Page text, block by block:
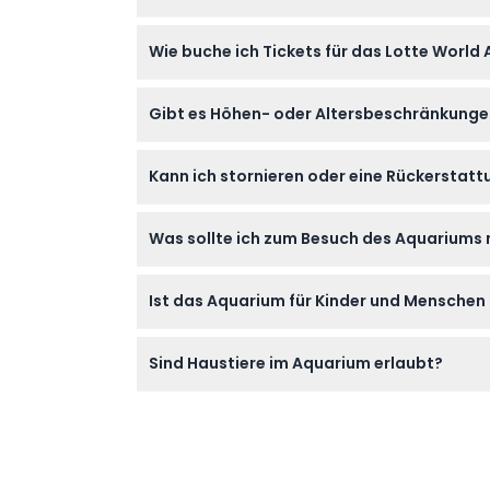
vorbehalten – bitte bei der Buchung
Wie buche ich Tickets für das Lotte World
Gibt es Höhen- oder
Kann ich stornieren oder eine
Was sollte ich zum Besuch des
eingeschränkt sein kann).
Ist das Aquarium für Kinder und
Zugang auf den Etagen B1 und B2 mit
Sind Haustiere im Aquarium erlaubt?